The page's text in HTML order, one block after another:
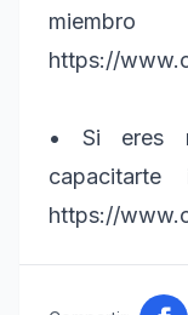
https://
• Si eres
capacitarte
https://